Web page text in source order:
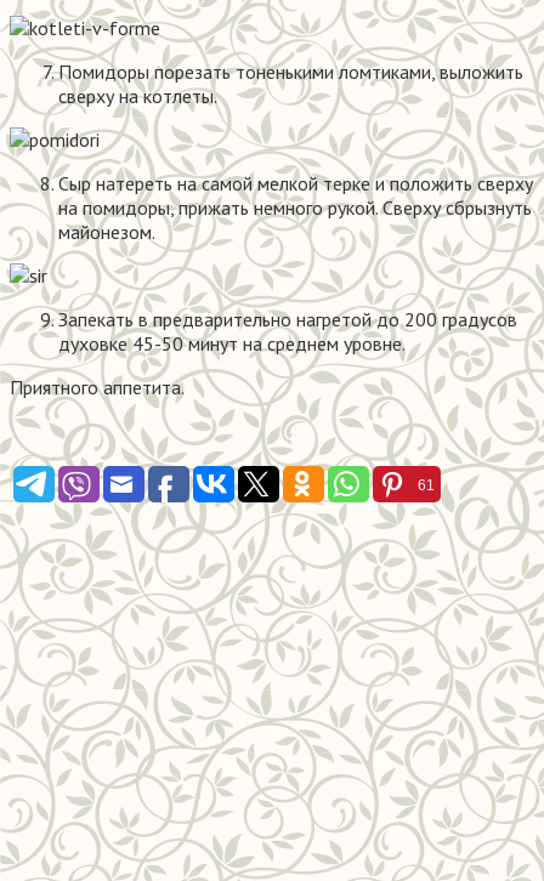
Помидоры порезать тоненькими ломтиками, выложить
сверху на котлеты.
Сыр натереть на самой мелкой терке и положить сверху
на помидоры, прижать немного рукой. Сверху сбрызнуть
майонезом.
Запекать в предварительно нагретой до 200 градусов
духовке 45-50 минут на среднем уровне.
Приятного аппетита.
61